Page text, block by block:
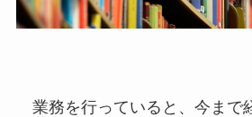
業務を行っていると、今まで